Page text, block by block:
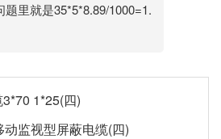
里就是35*5*8.89/1000=1.
1*25(四)
监视型屏蔽电缆(四)